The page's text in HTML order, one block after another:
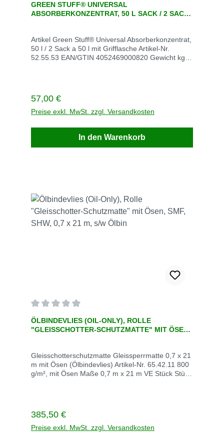
GREEN STUFF® UNIVERSAL
ABSORBERKONZENTRAT, 50 L SACK / 2 SACK
Artikel Green Stuff® Universal Absorberkonzentrat,
50 l / 2 Sack a 50 l mit Grifflasche Artikel-Nr.
52.55.53 EAN/GTIN 4052469000820 Gewicht kg
Regulärer Preis:
57,00 €
Preise exkl. MwSt. zzgl. Versandkosten
In den Warenkorb
Durchschnittliche Bewertung von 0 von 5 Sternen
ÖLBINDEVLIES (OIL-ONLY), ROLLE
"GLEISSCHOTTER-SCHUTZMATTE" MIT ÖSEN,
Gleisschotterschutzmatte Gleissperrmatte 0,7 x 21
m mit Ösen (Ölbindevlies) Artikel-Nr. 65.42.11 800
g/m², mit Ösen Maße 0,7 m x 21 m VE Stück Stück
Regulärer Preis:
385,50 €
Preise exkl. MwSt. zzgl. Versandkosten